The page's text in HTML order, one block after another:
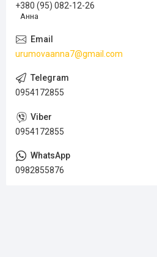
+380 (95) 082-12-26
Анна
urumovaanna7@gmail.com
0954172855
0954172855
0982855876